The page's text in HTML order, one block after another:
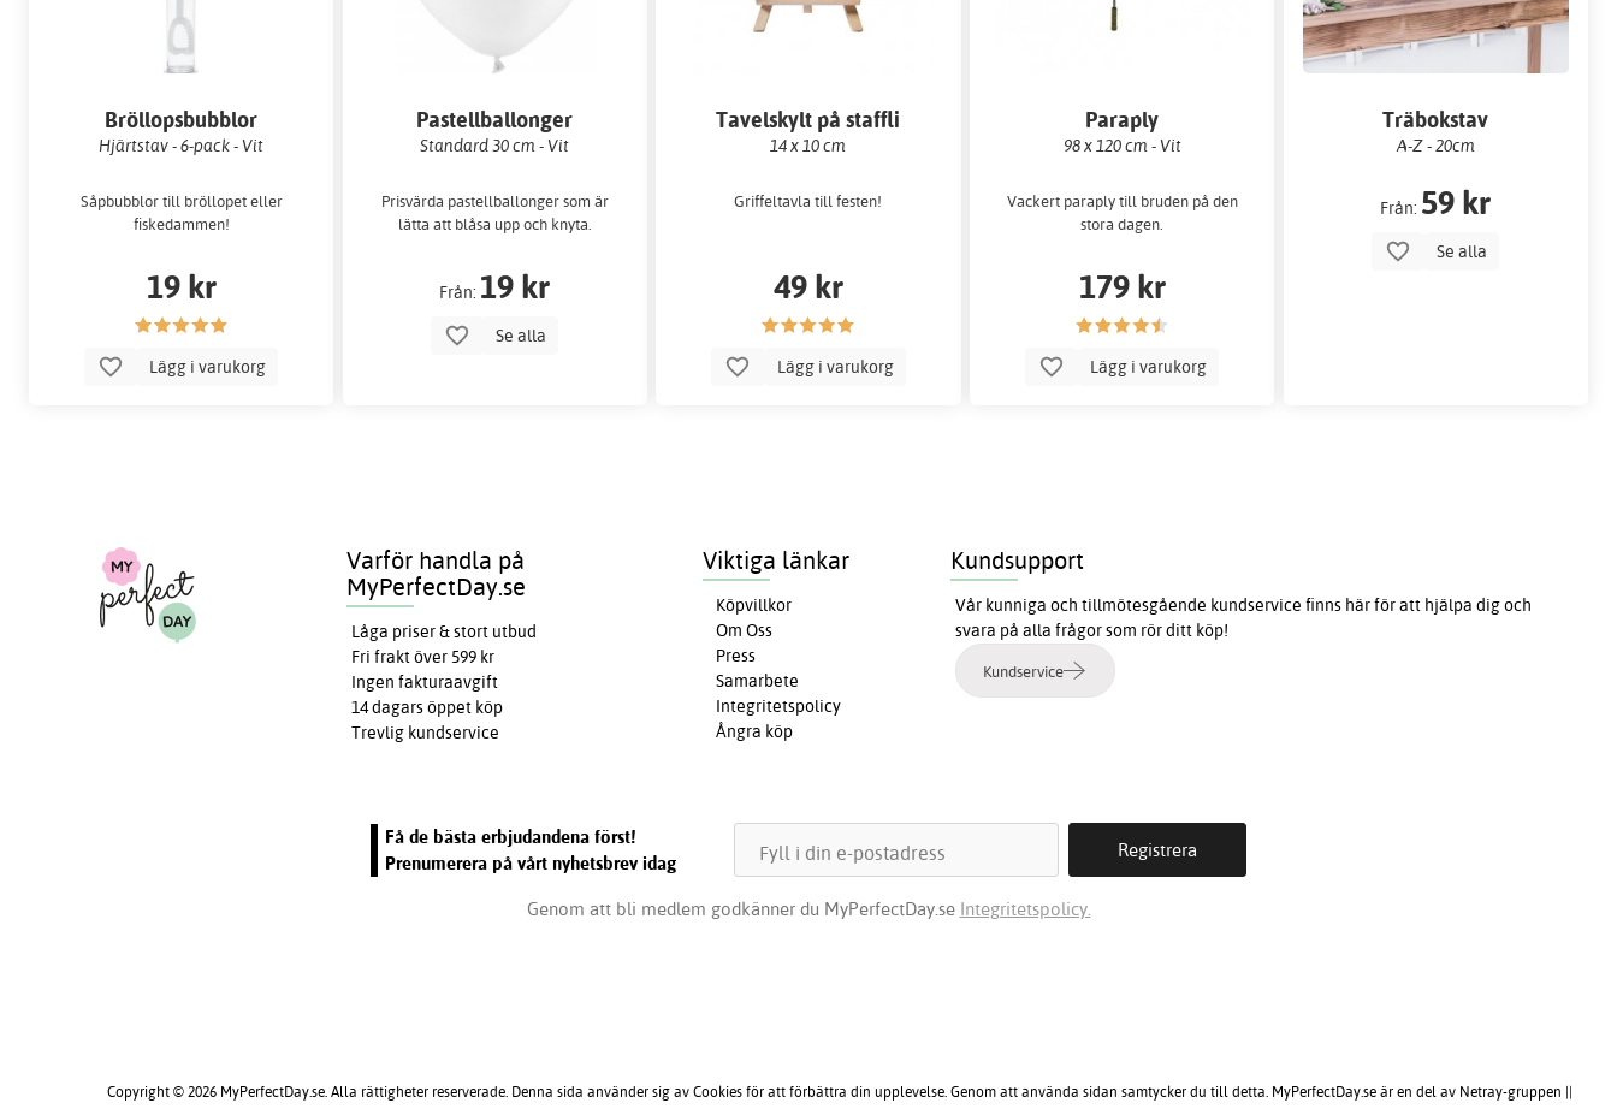
Bröllopsbubblor
Hjärtstav - 6-pack - Vit
Såpbubblor till bröllopet eller
fiskedammen!
19 kr
Lägg i varukorg
Pastellballonger
Standard 30 cm - Vit
Prisvärda pastellballonger som är
lätta att blåsa upp och knyta.
Från: 19 kr
Se alla
Tavelskylt på staffli
14 x 10 cm
Griffeltavla till festen!
49 kr
Lägg i varukorg
Paraply
98 x 120 cm - Vit
Vackert paraply till bruden på den
stora dagen.
179 kr
Lägg i varukorg
Träbokstav
A-Z - 20cm
Från: 59 kr
Se alla
Varför handla på
MyPerfectDay.se
Låga priser & stort utbud
Fri frakt över 599 kr
Ingen fakturaavgift
14 dagars öppet köp
Trevlig kundservice
Viktiga länkar
Köpvillkor
Om Oss
Press
Samarbete
Integritetspolicy
Ångra köp
Kundsupport
Vår kunniga och tillmötesgående kundservice finns här för att hjälpa dig och
svara på alla frågor som rör ditt köp!
Kundservice
Få de bästa erbjudandena först!
Prenumerera på vårt nyhetsbrev idag
Genom att bli medlem godkänner du MyPerfectDay.se Integritetspolicy.
Copyright © 2026 MyPerfectDay.se. Alla rättigheter reserverade. Denna sida använder sig av Cookies för att förbättra din upplevelse. Genom att använda sidan samtycker du till detta. MyPerfectDay.se är en del av Netray-gruppen ||